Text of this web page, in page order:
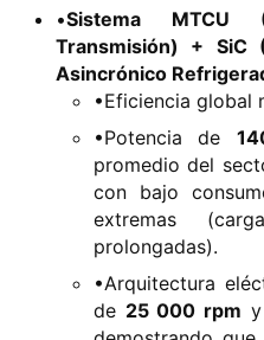
•​​Sistema MTCU
Transmisión) + SiC
Asincrónico
•Eficiencia global
•Potencia de ​
promedio del
con bajo
extremas
prolongadas).
•Arquitectura
de ​ ​25 000 rpm​